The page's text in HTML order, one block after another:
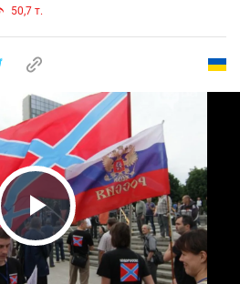
50,7 т.
Play Video